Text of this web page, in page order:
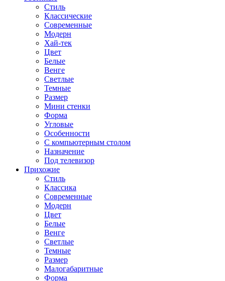
Стиль
Классические
Современные
Модерн
Хай-тек
Цвет
Белые
Венге
Светлые
Темные
Размер
Мини стенки
Форма
Угловые
Особенности
С компьютерным столом
Назначение
Под телевизор
Прихожие
Стиль
Классика
Современные
Модерн
Цвет
Белые
Венге
Светлые
Темные
Размер
Малогабаритные
Форма